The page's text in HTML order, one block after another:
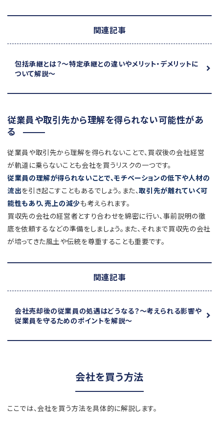
関連記事
包括承継とは？～特定承継との違いやメリット・デメリットに
ついて解説～
従業員や取引先から理解を得られない可能性があ
る
従業員や取引先から理解を得られないことで、買収後の会社経営
が軌道に乗らないことも会社を買うリスクの一つです。
従業員の理解が得られないことで、モチベーションの低下や人材の
流出を引き起こすこともあるでしょう。また、取引先が離れていく可
能性もあり、売上の減少も考えられます。
買収先の会社の経営者とすり合わせを綿密に行い、事前説明の徹
底を依頼するなどの準備をしましょう。また、それまで買収先の会社
が培ってきた風土や伝統を尊重することも重要です。
関連記事
会社売却後の従業員の処遇はどうなる？～考えられる影響や
従業員を守るためのポイントを解説～
会社を買う方法
ここでは、会社を買う方法を具体的に解説します。